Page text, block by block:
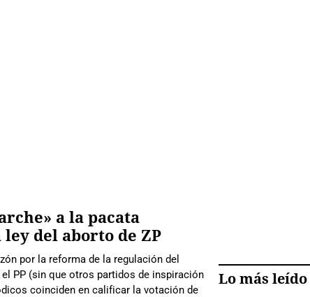
a la pacata
del aborto de ZP
por la reforma de la regulación del
PP (sin que otros partidos de inspiración
coinciden en calificar la votación de
Lo más leído